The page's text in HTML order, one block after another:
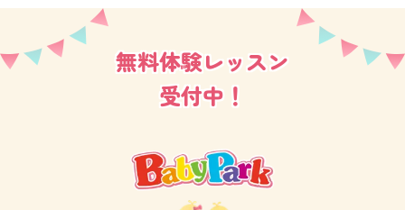
教室は広くて開放感があり、のびのびレッスンができ
の生徒さまがレッスンにお越しくださっています。
無料体験レッスン
受付中！